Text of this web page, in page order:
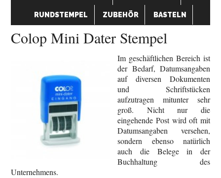
RUNDSTEMPEL ZUBEHÖR BASTELN
Colop Mini Dater Stempel
Im geschäftlichen Bereich ist
der Bedarf, Datumsangaben
auf diversen Dokumenten
und Schriftstücken
aufzutragen mitunter sehr
groß. Nicht nur die
eingehende Post wird oft mit
Datumsangaben versehen,
sondern ebenso natürlich
auch die Belege in der
Buchhaltung des
Unternehmens.